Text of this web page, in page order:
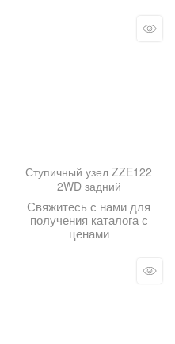
Ступичный узел ZZE122
2WD задний
Свяжитесь с нами для
получения каталога с
ценами